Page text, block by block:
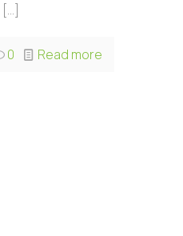
[…]
0 Read more